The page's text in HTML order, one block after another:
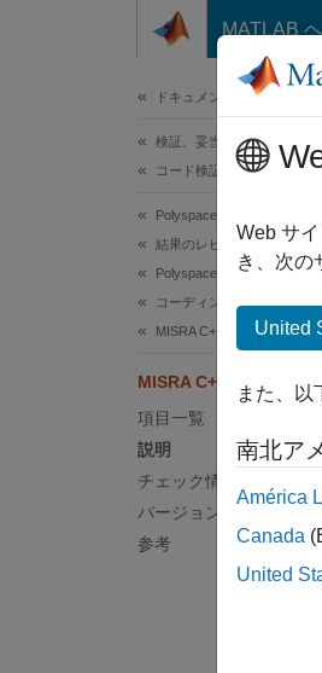
コンテンツへスキップ
MATLAB
ドキュメンテーションのホ
検証、妥当性確認、テスト
コード検証
Polyspace Bug Finder
結果のレビューとレポート
Polyspace Bug Finder の結
コーディング規約
MISRA C++:2008 ルール
MISRA C++:2008 Rule
項目一覧
説明
チェック情報
バージョン履歴
参考
Web サ
き、次の
United
また、以
南北ア
América
Canada
United